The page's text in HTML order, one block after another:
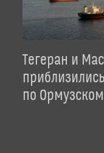
Тегеран и
по